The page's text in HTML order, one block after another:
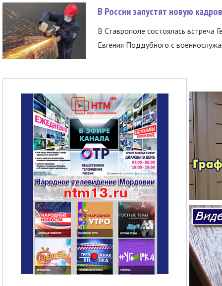
В России запустят новую
В Ставрополе состоялась встреча
Евгения Поддубного с